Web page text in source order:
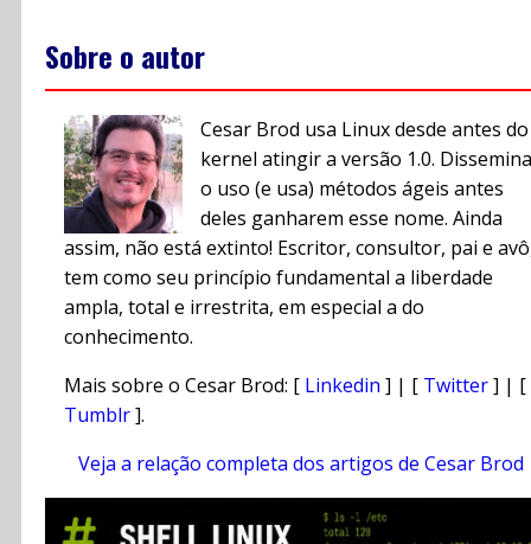
Sobre o autor
Cesar Brod usa Linux desde antes do
kernel atingir a versão 1.0. Dissemina
o uso (e usa) métodos ágeis antes
deles ganharem esse nome. Ainda
assim, não está extinto! Escritor, consultor, pai e
tem como seu princípio fundamental a liberdade
ampla, total e irrestrita, em especial a do
conhecimento.
Mais sobre o Cesar Brod: [ Linkedin ] | [ Twitter] | [
Tumblr].
Veja a relação completa dos artigos de Cesar Brod